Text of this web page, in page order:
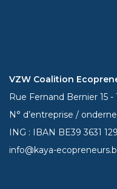
VZW Coalition
Rue Fernand Bernier 15 -
N° d’entreprise /
ING : IBAN BE393631
info@kaya-